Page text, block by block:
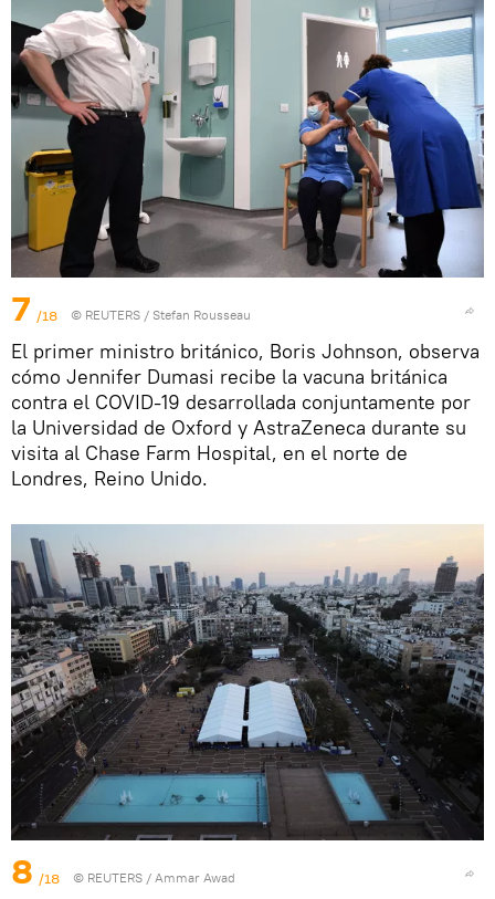
7 /18 © REUTERS / Stefan Rousseau
El primer ministro británico, Boris Johnson, observa
cómo Jennifer Dumasi recibe la vacuna británica
contra el COVID-19 desarrollada conjuntamente por
la Universidad de Oxford y AstraZeneca durante su
visita al Chase Farm Hospital, en el norte de
Londres, Reino Unido.
8 /18 © REUTERS / Ammar Awad